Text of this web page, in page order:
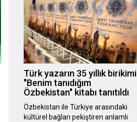
Türk yazarın 35 yıllık birikimi
"Benim tanıdığım
Özbekistan" kitabı tanıtıldı
Özbekistan ile Türkiye arasındaki
kültürel bağları pekiştiren anlamlı